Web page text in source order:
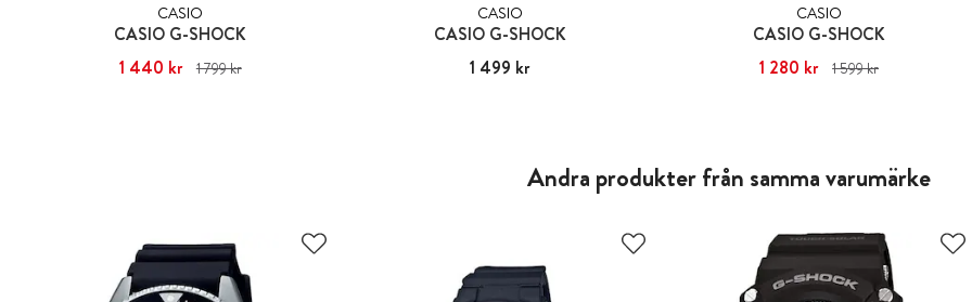
CASIO
CASIO G-SHOCK
Nuvarande pris:1 440 krTidigare pris
1 440 kr 1 799 kr
CASIO
CASIO G-SHOCK
Pris :1 499 kr
1 499 kr
CASIO
CASIO G-SHOCK
Nuvarande pris: 1 280 krTidigare pris
1 280 kr 1 599 kr
Andra produkter från samma varumärke